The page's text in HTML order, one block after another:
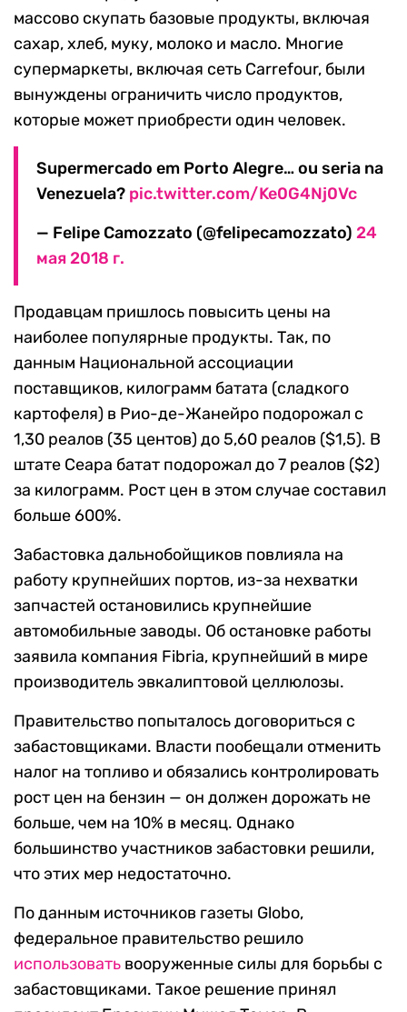
массово скупать базовые продукты, включая
сахар, хлеб, муку, молоко и масло. Многие
супермаркеты, включая сеть Carrefour, были
вынуждены ограничить число продуктов,
которые может приобрести один человек.
Supermercado em Porto Alegre… ou seria na
Venezuela? pic.twitter.com/Ke0G4Nj0Vc
— Felipe Camozzato (@felipecamozzato) 24
мая 2018 г.
Продавцам пришлось повысить цены на
наиболее популярные продукты. Так, по
данным Национальной ассоциации
поставщиков, килограмм батата (сладкого
картофеля) в Рио-де-Жанейро подорожал с
1,30 реалов (35 центов) до 5,60 реалов ($1,5). В
штате Сеара батат подорожал до 7 реалов ($2)
за килограмм. Рост цен в этом случае составил
больше 600%.
Забастовка дальнобойщиков повлияла на
работу крупнейших портов, из-за нехватки
запчастей остановились крупнейшие
автомобильные заводы. Об остановке работы
заявила компания Fibria, крупнейший в мире
производитель эвкалиптовой целлюлозы.
Правительство попыталось договориться с
забастовщиками. Власти пообещали отменить
налог на топливо и обязались контролировать
рост цен на бензин — он должен дорожать не
больше, чем на 10% в месяц. Однако
большинство участников забастовки решили,
что этих мер недостаточно.
По данным источников газеты Globo,
федеральное правительство решило
использовать вооруженные силы для борьбы с
забастовщиками. Такое решение принял